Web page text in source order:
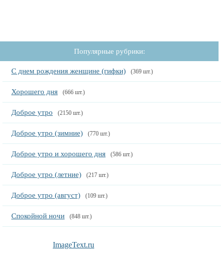
Популярные рубрики:
С днем рождения женщине (гифки) (369 шт.)
Хорошего дня (666 шт.)
Доброе утро (2150 шт.)
Доброе утро (зимние) (770 шт.)
Доброе утро и хорошего дня (586 шт.)
Доброе утро (летние) (217 шт.)
Доброе утро (август) (109 шт.)
Спокойной ночи (848 шт.)
ImageText.ru